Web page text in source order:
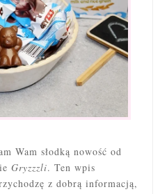
Wam słodką nowość od
Gryzzzli. Ten wpis
z dobrą informacją,